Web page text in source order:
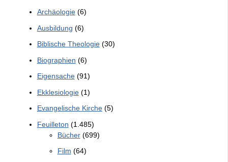
Archäologie(6)
Ausbildung (6)
Biblische Theologie(30)
Biographien (6)
Eigensache(91)
Ekklesiologie(1)
Evangelische Kirche(5)
Feuilleton (1.485)
Bücher(699)
Film (64)